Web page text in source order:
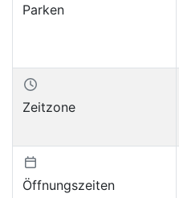
Parken
Zeitzone
Öffnungszeiten